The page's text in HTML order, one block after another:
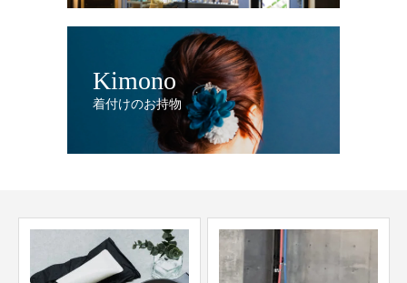
Kimono
着付けのお持物